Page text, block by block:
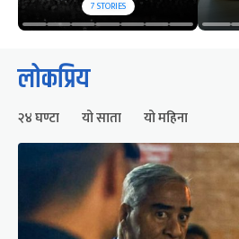
7STORIES
लोकप्रिय
२४ घण्टा यो साता यो महिना